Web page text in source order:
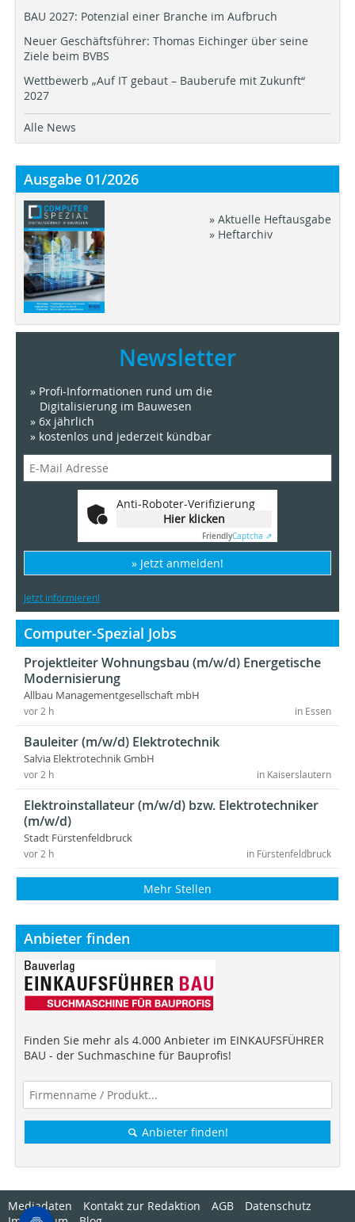
BAU 2027: Potenzial einer Branche im Aufbruch
Neuer Geschäftsführer: Thomas Eichinger über seine
Ziele beim BVBS
Wettbewerb „Auf IT gebaut – Bauberufe mit Zukunft“
2027
Alle News
Ausgabe 01/2026
» Aktuelle Heftausgabe
» Heftarchiv
Newsletter
» Profi-Informationen rund um die
Digitalisierung im Bauwesen
» 6x jährlich
» kostenlos und jederzeit kündbar
Anti-Roboter-Verifizierung
Hier klicken
FriendlyCaptcha ⇗
» Jetzt anmelden!
Jetzt informieren!
Computer-Spezial Jobs
Projektleiter Wohnungsbau (m/w/d) Energetische
Modernisierung
Allbau Managementgesellschaft mbH
in Essen
vor 2 h
Bauleiter (m/w/d) Elektrotechnik
Salvia Elektrotechnik GmbH
in Kaiserslautern
vor 2 h
Elektroinstallateur (m/w/d) bzw. Elektrotechniker
(m/w/d)
Stadt Fürstenfeldbruck
in Fürstenfeldbruck
vor 2 h
Mehr Stellen
Anbieter finden
Finden Sie mehr als 4.000 Anbieter im EINKAUFSFÜHRER
BAU - der Suchmaschine für Bauprofis!
Anbieter finden!
Mediadaten Kontakt zur Redaktion AGB
Datenschutz